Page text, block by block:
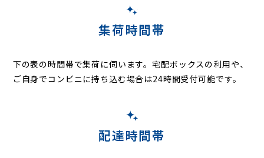
集荷時間帯
下の表の時間帯で集荷に伺います。宅配ボックスの利用や、
ご自身でコンビニに持ち込む場合は24時間受付可能です。
配達時間帯